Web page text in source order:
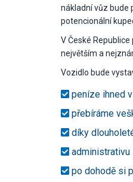
nákladní vůz bude
potencionální
V České
největším a
Vozidlo bude
peníze ihned
přebíráme
díky
po dohodě si